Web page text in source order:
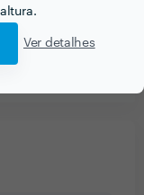
Ver detalhes